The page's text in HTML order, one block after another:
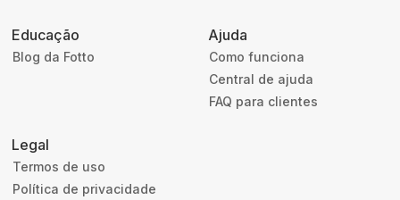
Educação
Blog da Fotto
Ajuda
Como funciona
Central de ajuda
FAQ para clientes
Legal
Termos de uso
Política de privacidade